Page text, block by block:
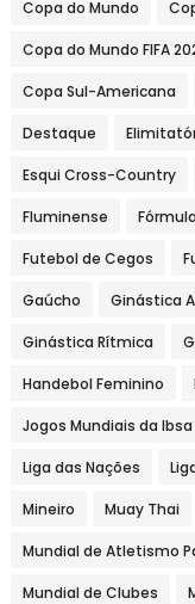
Copa do Mundo
Copa do Mundo FIFA
Copa Sul-Americana
Destaque
Esqui Cross-Country
Fluminense
Futebol de Cegos
Gaúcho Ginástica
Ginástica Rítmica
Handebol Feminino
Jogos Mundiais da Ibsa
Liga das Nações
Mineiro Muay Thai
Mundial de Atletismo
Mundial de Clubes